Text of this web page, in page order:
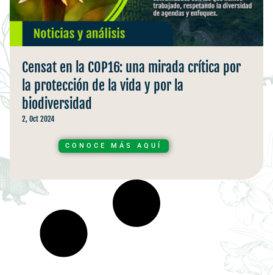
Censat en la COP16: una mirada crítica por
la protección de la vida y por la
biodiversidad
2, Oct 2024
CONOCE MÁS AQUÍ